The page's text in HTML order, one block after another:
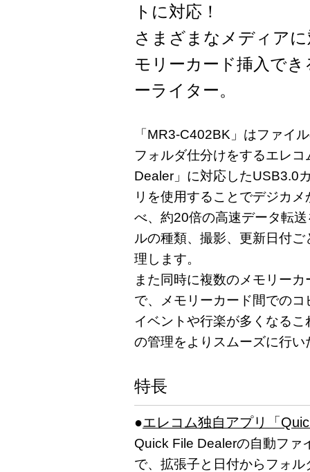
トに対応！
さまざまなメディア
モリーカード挿入で
ーライター。
「MR3-C402BK」はファイ
フォルダ仕分けをするエレ
Dealer」に対応したUSB3.0
リを使用することでデジカ
べ、約20倍の高速データ転
ルの種類、撮影、更新日付
理します。
また同時に複数のメモリー
で、メモリーカード間での
イベントや行楽が多くなる
の管理をよりスムーズに行
特長
●エレコム独自アプリ「
Quick File Dealerの自動ファ
で、拡張子と日付からフォ